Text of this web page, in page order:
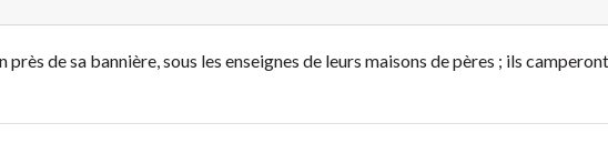
près de sa bannière, sous les enseignes de leurs maisons de pères ; ils